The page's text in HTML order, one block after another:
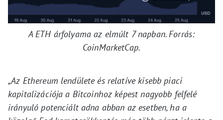
A ETH árfolyama az elmúlt 7 napban. Forrás:
CoinMarketCap.
„Az Ethereum lendülete és relatíve kisebb piaci
kapitalizációja a Bitcoinhoz képest nagyobb felfelé
irányuló potenciált adna abban az esetben, ha a